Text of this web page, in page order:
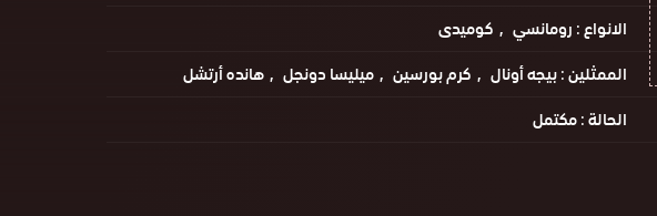
الانواع :رومانسي
كوميدى
الممثلين :بيجه أونال كرم بورسين ميليسا دونجل
هانده أرتشل
الحالة :مكتمل